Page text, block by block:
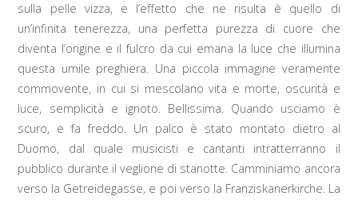
sulla pelle vizza, e l’effetto che ne risulta è quello di
un’infinita tenerezza, una perfetta purezza di cuore che
diventa l’origine e il fulcro da cui emana la luce che illumina
questa umile preghiera. Una piccola immagine veramente
commovente, in cui si mescolano vita e morte, oscurità e
luce, semplicità e ignoto. Bellissima. Quando usciamo è
scuro, e fa freddo. Un palco è stato montato dietro al
Duomo, dal quale musicisti e cantanti intratterranno il
pubblico durante il veglione di stanotte. Camminiamo ancora
verso la Getreidegasse, e poi verso la Franziskanerkirche. La